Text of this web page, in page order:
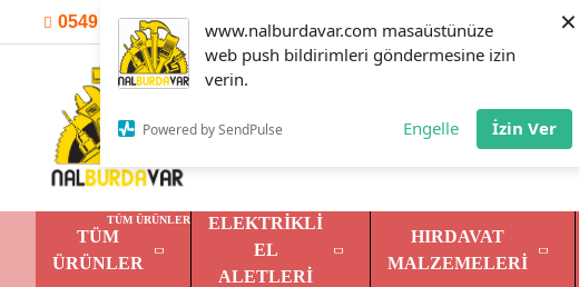
www.nalburdavar.com masaüstünüze
web push bildirimleri göndermesine izin
verin.
Powered by SendPulse Engelle İzin Ver
×
0549 301 30 01 Hesabım instagram
TÜM
ÜRÜNLER
TÜM ÜRÜNLER
ELEKTRIKLI
EL
ALETLERI
HIRDAVAT
MALZEMELERI